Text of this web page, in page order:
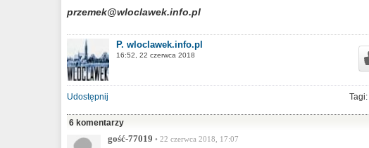
przemek@wloclawek.info.pl
P. wloclawek.info.pl
16:52, 22 czerwca 2018
Udostępnij Tagi:
6 komentarzy
gość-77019 • 22 czerwca 2018, 17:07